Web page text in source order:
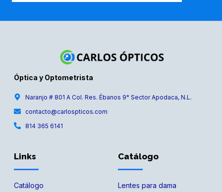
Óptica y Optometrista
Naranjo # 801 A Col. Res. Ébanos 9° Sector Apodaca, N.L.
contacto@carlospticos.com
814 365 6141
Links
Catálogo
Catálogo
Lentes para dama